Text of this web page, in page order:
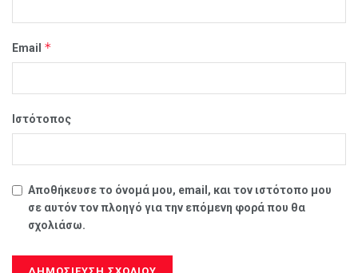
Email *
Ιστότοπος
Αποθήκευσε το όνομά μου, email, και τον ιστότοπο μου
σε αυτόν τον πλοηγό για την επόμενη φορά που θα
σχολιάσω.